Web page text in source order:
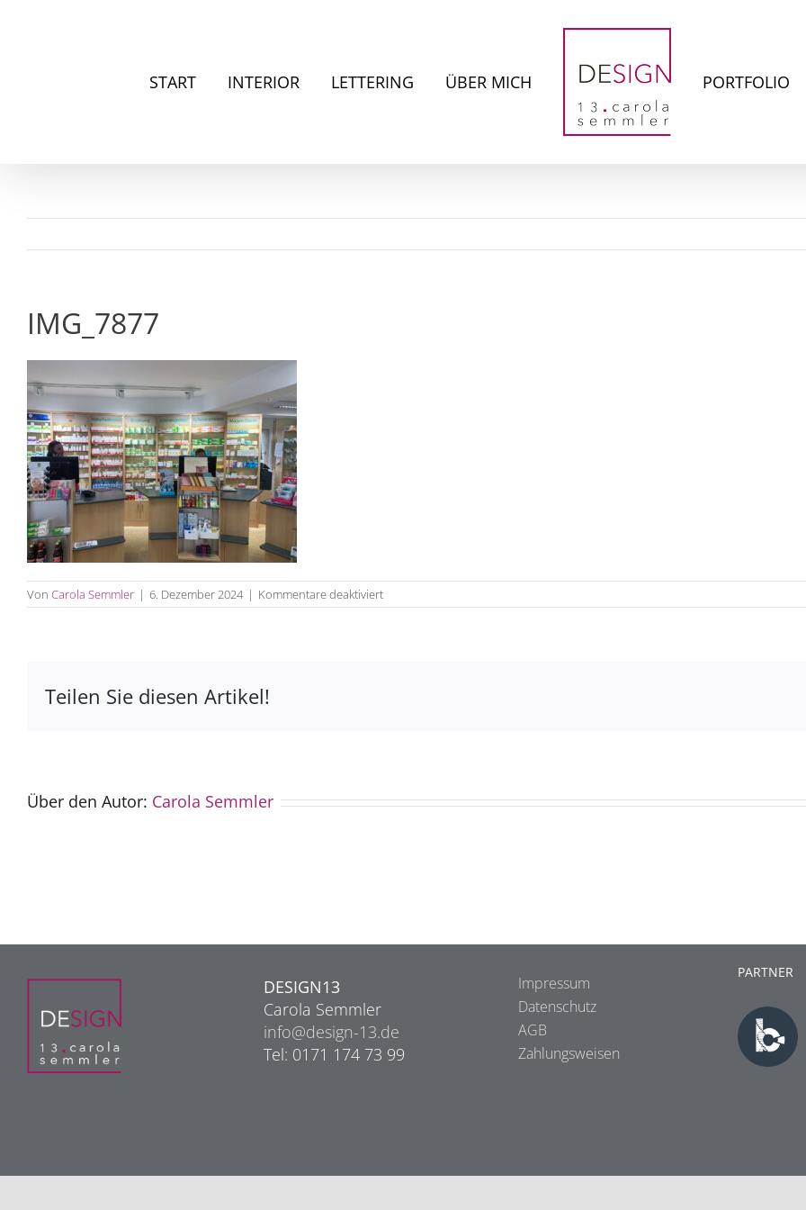
START
INTERIOR LETTERING ÜBER MICH PORTFOLIO
IMG_7877
Von Carola Semmler | 6. Dezember 2024 | Kommentare deaktiviertfür
IMG_7877
Teilen Sie diesen Artikel!
Über den Autor: Carola Semmler
DESIGN13
Carola Semmler
info@design-13.de
Tel: 0171 174 73 99
Impressum
Datenschutz
AGB
Zahlungsweisen
PARTNER